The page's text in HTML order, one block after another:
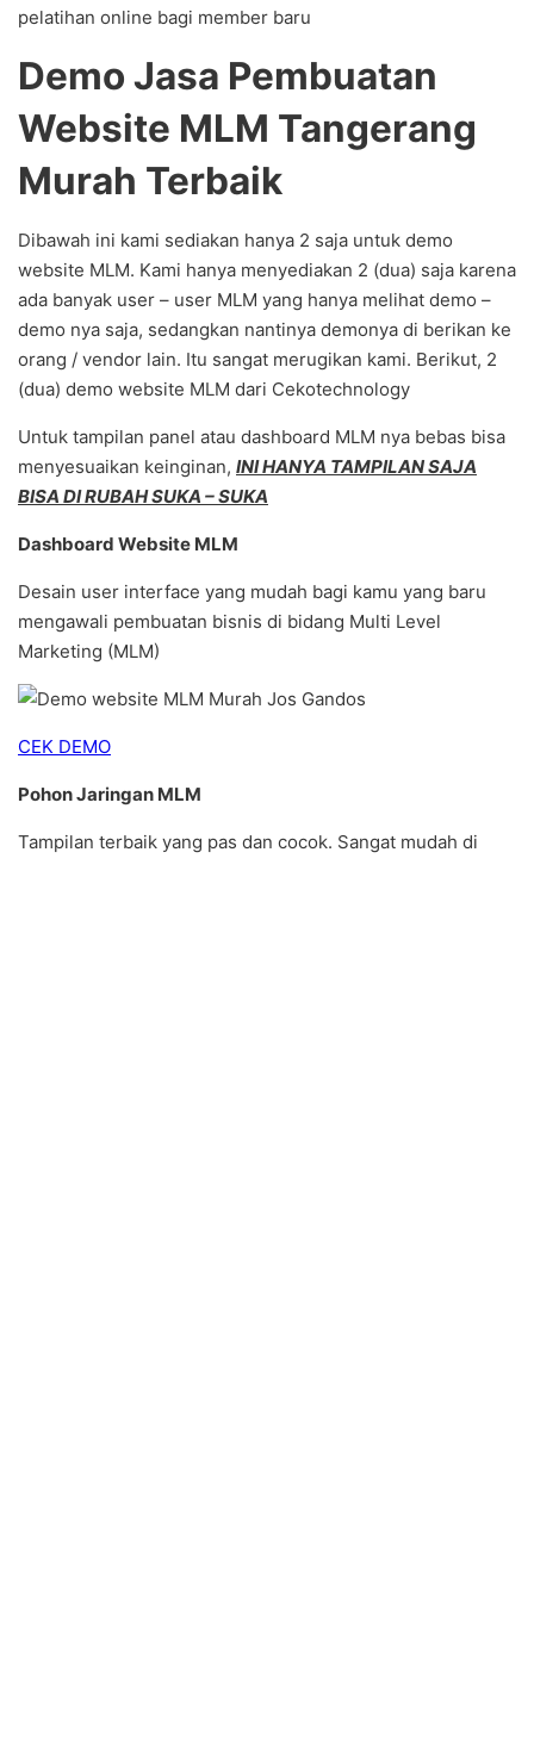
pelatihan online bagi member baru
Demo Jasa Pembuatan
Website MLM Tangerang
Murah Terbaik
Dibawah ini kami sediakan hanya 2 saja untuk demo
website MLM. Kami hanya menyediakan 2 (dua) saja karena
ada banyak user – user MLM yang hanya melihat demo –
demo nya saja, sedangkan nantinya demonya di berikan ke
orang / vendor lain. Itu sangat merugikan kami. Berikut, 2
(dua) demo website MLM dari Cekotechnology
Untuk tampilan panel atau dashboard MLM nya bebas bisa
menyesuaikan keinginan, INI HANYA TAMPILAN SAJA
BISA DI RUBAH SUKA – SUKA
Dashboard Website MLM
Desain user interface yang mudah bagi kamu yang baru
mengawali pembuatan bisnis di bidang Multi Level
Marketing (MLM)
CEK DEMO
Pohon Jaringan MLM
Tampilan terbaik yang pas dan cocok. Sangat mudah di